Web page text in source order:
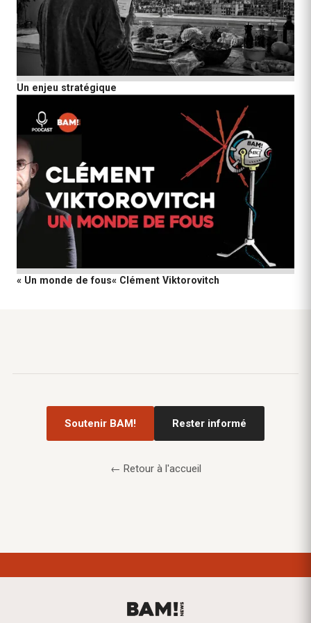
Un enjeu stratégique
« Un monde de fous« Clément Viktorovitch
Soutenir BAM! Rester informé
← Retour à l'accueil